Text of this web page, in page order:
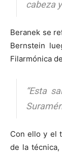
cabeza
Beranek se
Bernstein
Filarmónica
“Esta
Con ello y el
de la técnica,